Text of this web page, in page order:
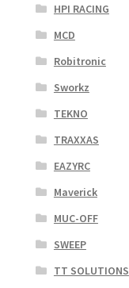
HPI RACING
MCD
Robitronic
Sworkz
TEKNO
TRAXXAS
EAZYRC
Maverick
MUC-OFF
SWEEP
TT SOLUTIONS